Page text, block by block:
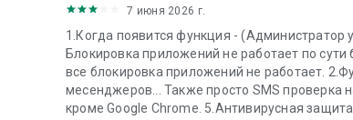
7 июня 2026 г.
1.Когда появится функция - (Администратор
Блокировка приложений не работает по
все блокировка приложений не работает.
месенджеров... Также просто SMS проверка
кроме Google Chrome. 5.Антивирусная